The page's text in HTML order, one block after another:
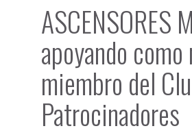
ASCENSORES
apoyando como
miembro del
Patrocinadores